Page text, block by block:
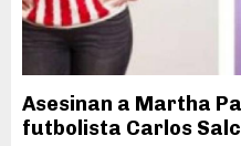
Asesinan a Martha
futbolista Carlos